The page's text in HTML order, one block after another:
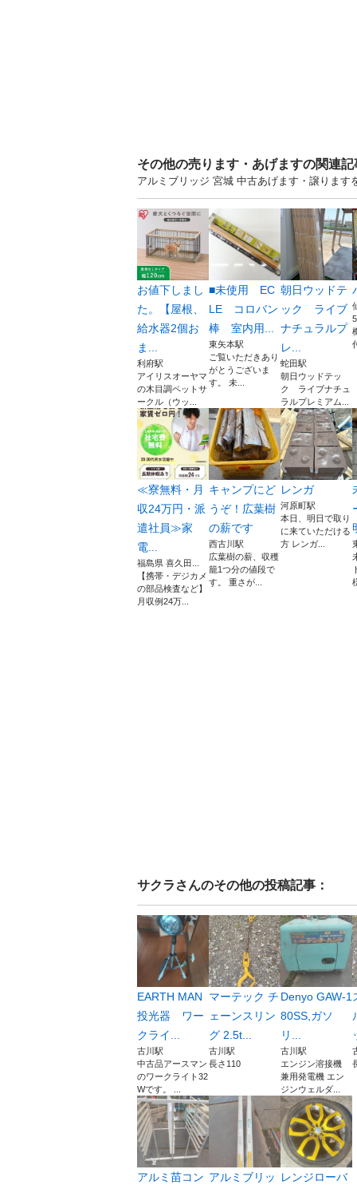
その他の売ります・あげますの関連記
アルミブリッジ 宮城 中古あげます・譲ります
お値下しまし
た。【屋根、
給水器2個お
ま...
利府駅
アイリスオーヤマ
の木目調ペットサ
ークル（ウッ...
■未使用 EC
LE コロバン
棒 室内用...
東矢本駅
ご覧いただきあり
がとうございま
す。 未...
朝日ウッドテ
ック ライブ
ナチュラルプ
レ...
蛇田駅
朝日ウッドテッ
ク ライブナチュ
ラルプレミアム...
≪寮無料・月
収24万円・派
遣社員≫家
電...
福島県 喜久田...
【携帯・デジカメ
の部品検査など】
月収例24万...
キャンプにど
うぞ！広葉樹
の薪です
西古川駅
広葉樹の薪、収穫
籠1つ分の値段で
す。 重さが...
レンガ
河原町駅
本日、明日で取り
に来ていただける
方 レンガ...
サクラ さんのその他の投稿記事：
EARTH MAN
投光器 ワー
クライ...
古川駅
中古品アースマン
のワークライト32
Wです。 ...
マーテック チ
ェーンスリン
グ 2.5t...
古川駅
長さ110
Denyo GAW-1
80SS,ガソ
リ...
古川駅
エンジン溶接機
兼用発電機 エン
ジンウェルダ...
アルミ苗コン アルミブリッ
レンジローバ